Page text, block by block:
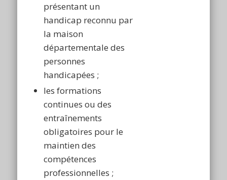
présentant un
handicap reconnu par
la maison
départementale des
personnes
handicapées ;
les formations
continues ou des
entraînements
obligatoires pour le
maintien des
compétences
professionnelles ;